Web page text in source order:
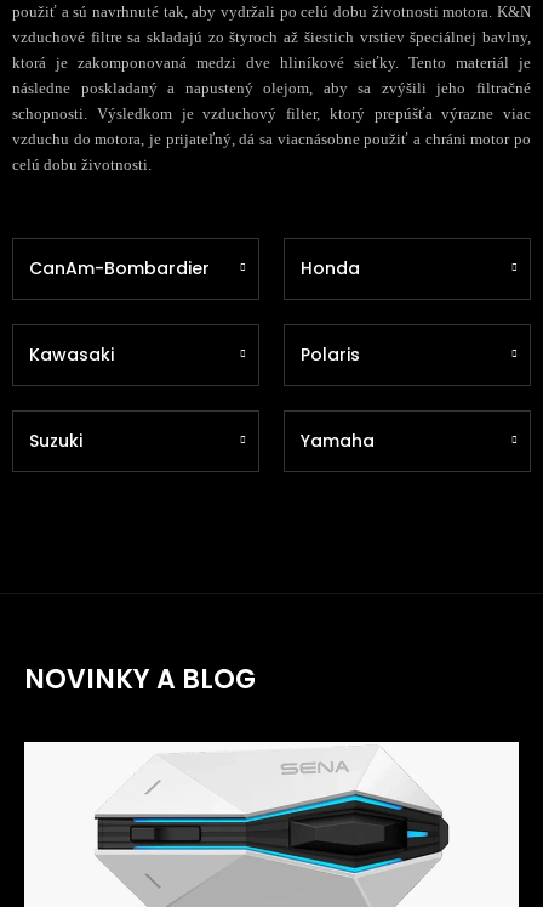
použiť a sú navrhnuté tak, aby vydržali po celú dobu životnosti motora. K&N
vzduchové filtre sa skladajú zo štyroch až šiestich vrstiev špeciálnej bavlny,
ktorá je zakomponovaná medzi dve hliníkové sieťky. Tento materiál je
následne poskladaný a napustený olejom, aby sa zvýšili jeho filtračné
schopnosti. Výsledkom je vzduchový filter, ktorý prepúšťa výrazne viac
vzduchu do motora, je prijateľný, dá sa viacnásobne použiť a chráni motor po
celú dobu životnosti.
CanAm-Bombardier Honda
Kawasaki Polaris
Suzuki Yamaha
NOVINKY A BLOG